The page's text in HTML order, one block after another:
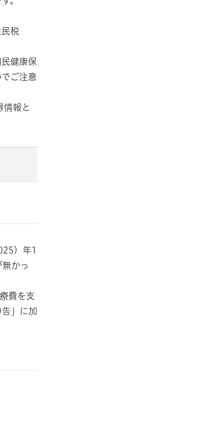
税
健康保
ご注意
情報と
）年1
かっ
費を支
」に加